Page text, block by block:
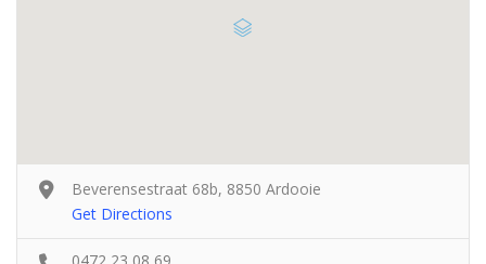
Beverensestraat 68b, 8850 Ardooie
Get Directions
0472 23 08 69